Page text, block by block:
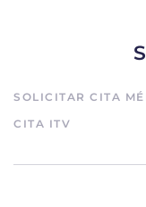
SOLICITAR CITA
CITA ITV